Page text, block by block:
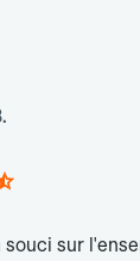
souci sur